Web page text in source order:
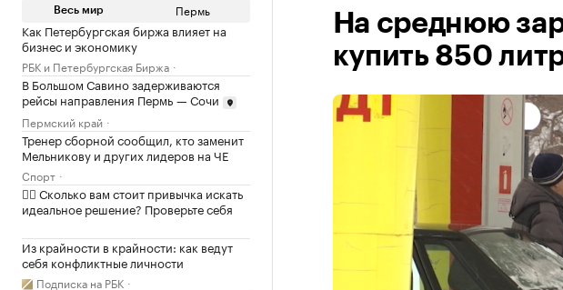
Весь мир Пермь
Как Петербургская биржа влияет на
бизнес и экономику
РБК и Петербургская Биржа
В Большом Савино задерживаются
рейсы направления Пермь — Сочи
Пермский край
Тренер сборной сообщил, кто заменит
Мельникову и других лидеров на ЧЕ
Спорт
✍🏻 Сколько вам стоит привычка искать
идеальное решение? Проверьте себя
Из крайности в крайности: как ведут
себя конфликтные личности
Подписка на РБК
На среднюю
купить 850